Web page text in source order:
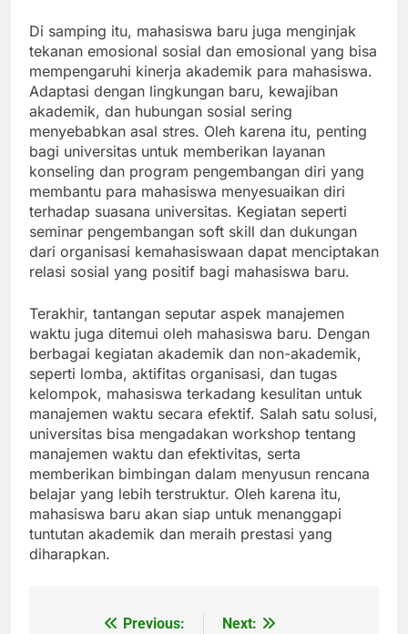
Di samping itu, mahasiswa baru juga menginjak
tekanan emosional sosial dan emosional yang bisa
mempengaruhi kinerja akademik para mahasiswa.
Adaptasi dengan lingkungan baru, kewajiban
akademik, dan hubungan sosial sering
menyebabkan asal stres. Oleh karena itu, penting
bagi universitas untuk memberikan layanan
konseling dan program pengembangan diri yang
membantu para mahasiswa menyesuaikan diri
terhadap suasana universitas. Kegiatan seperti
seminar pengembangan soft skill dan dukungan
dari organisasi kemahasiswaan dapat menciptakan
relasi sosial yang positif bagi mahasiswa baru.
Terakhir, tantangan seputar aspek manajemen
waktu juga ditemui oleh mahasiswa baru. Dengan
berbagai kegiatan akademik dan non-akademik,
seperti lomba, aktifitas organisasi, dan tugas
kelompok, mahasiswa terkadang kesulitan untuk
manajemen waktu secara efektif. Salah satu solusi,
universitas bisa mengadakan workshop tentang
manajemen waktu dan efektivitas, serta
memberikan bimbingan dalam menyusun rencana
belajar yang lebih terstruktur. Oleh karena itu,
mahasiswa baru akan siap untuk menanggapi
tuntutan akademik dan meraih prestasi yang
diharapkan.
Previous:
Next: